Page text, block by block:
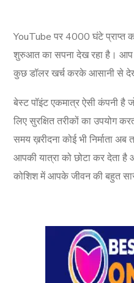
YouTube पर 4000 घंटे प्राप्त
शुरुआत का सपना देख रहा है।
कुछ डॉलर खर्च करके आसानी से
बेस्ट पॉइंट एकमात्र ऐसी कंपनी है
लिए सुरक्षित तरीकों का उपयोग
समय ख़रीदना कोई भी निर्माता
आपकी यात्रा को छोटा कर देता
कोशिश में आपके जीवन की बहुत